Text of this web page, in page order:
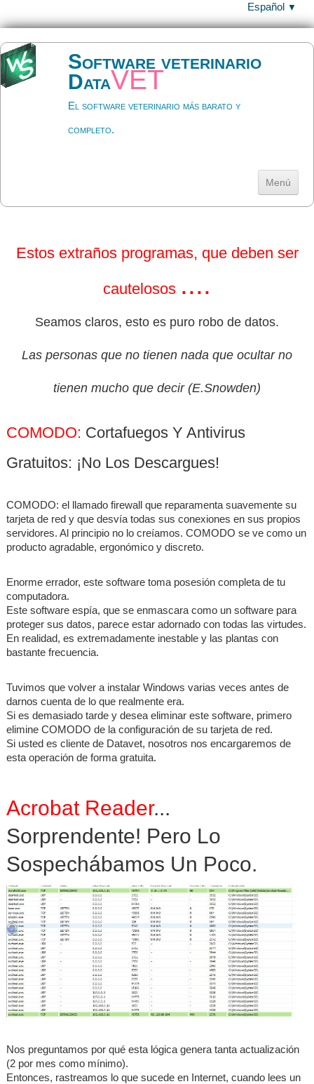
Español ▼
Software veterinario
Datavet
El software veterinario más barato y
completo.
Menú
Inicio
Estos extraños programas, que deben ser
cautelosos ....
Seamos claros, esto es puro robo de datos.
Las personas que no tienen nada que ocultar no
tienen mucho que decir (E.Snowden)
COMODO: Cortafuegos Y Antivirus
Gratuitos: ¡No Los Descargues!
COMODO: el llamado firewall que reparamenta suavemente su
tarjeta de red y que desvía todas sus conexiones en sus propios
servidores. Al principio no lo creíamos. COMODO se ve como un
producto agradable, ergonómico y discreto.
Enorme errador, este software toma posesión completa de tu
computadora.
Este software espía, que se enmascara como un software para
proteger sus datos, parece estar adornado con todas las virtudes.
En realidad, es extremadamente inestable y las plantas con
bastante frecuencia.
Tuvimos que volver a instalar Windows varias veces antes de
darnos cuenta de lo que realmente era.
Si es demasiado tarde y desea eliminar este software, primero
elimine COMODO de la configuración de su tarjeta de red.
Si usted es cliente de Datavet, nosotros nos encargaremos de
esta operación de forma gratuita.
Acrobat Reader...
Sorprendente! Pero Lo
Sospechábamos Un Poco.
Nos preguntamos por qué esta lógica genera tanta actualización
(2 por mes como mínimo).
Entonces, rastreamos lo que sucede en Internet, cuando lees un